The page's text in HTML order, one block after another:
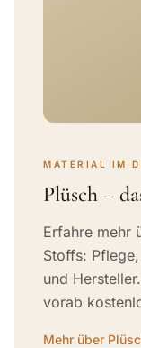
MATERIAL IM
Plüsch –
Erfahre mehr
Stoffs:
und
vorab
Mehr über